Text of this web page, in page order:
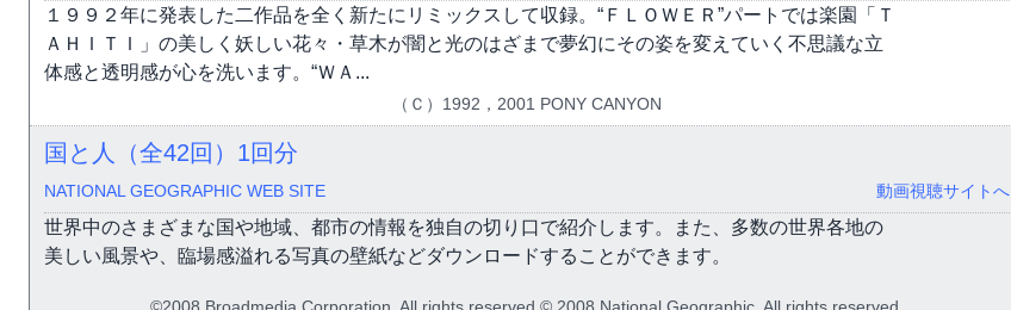
１９９２年に発表した二作品を全く新たにリミックスして収録。“ＦＬＯＷＥＲ”パートでは楽園「Ｔ
ＡＨＩＴＩ」の美しく妖しい花々・草木が闇と光のはざまで夢幻にその姿を変えていく不思議な立
体感と透明感が心を洗います。“ＷＡ...
（Ｃ）1992，2001 PONY CANYON
国と人（全42回） 1回分
NATIONAL GEOGRAPHIC WEB SITE 動画視聴サイトへ
世界中のさまざまな国や地域、都市の情報を独自の切り口で紹介します。また、多数の世界各地の
美しい風景や、臨場感溢れる写真の壁紙などダウンロードすることができます。